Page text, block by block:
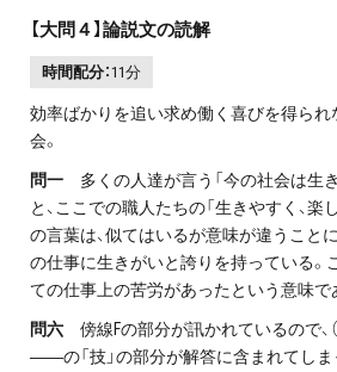
【大問４】論説文の読解
時間配分：11分
効率ばかりを追い求め働く喜びを得ら
会。
問一 多くの人達が言う「今の社会は生
と、ここでの職人たちの「生きやすく、楽
の言葉は、似てはいるが意味が違うこと
の仕事に生きがいと誇りを持っている。
ての仕事上の苦労があったという意味で
問六 傍線Fの部分が訊かれているので、
――の「技」の部分が解答に含まれてしま